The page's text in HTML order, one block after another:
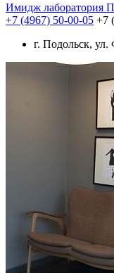
Имидж лаборатория
+7 (4967) 50-00-05 +7
г. Подольск, ул.